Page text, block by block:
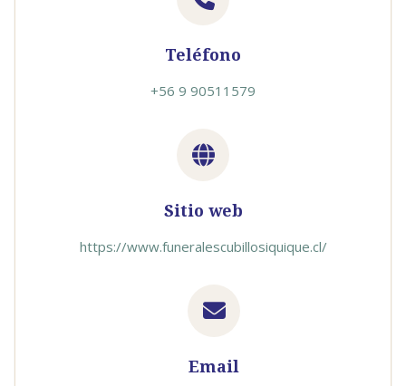
Teléfono
+56 9 90511579
Sitio web
https://www.funeralescubillosiquique.cl/
Email